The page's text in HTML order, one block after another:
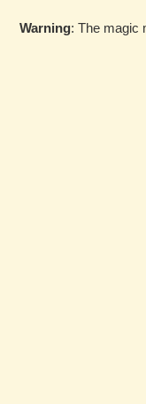
Warning: The magic